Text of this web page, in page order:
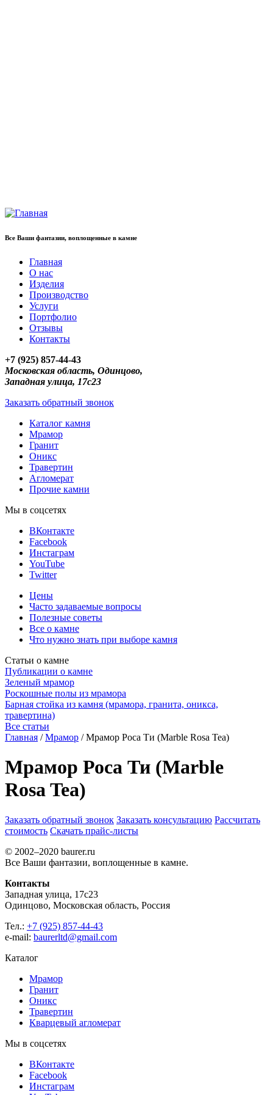
Все Ваши фантазии, воплощенные в камне
Главная
О нас
Изделия
Производство
Услуги
Портфолио
Отзывы
Контакты
+7 (925) 857-44-43
Московская область, Одинцово,
Западная улица, 17с23
Заказать обратный звонок
Каталог камня
Мрамор
Гранит
Оникс
Травертин
Агломерат
Прочие камни
Мы в соцсетях
ВКонтакте
Facebook
Инстаграм
YouTube
Twitter
Цены
Часто задаваемые вопросы
Полезные советы
Все о камне
Что нужно знать при выборе камня
Статьи о камне
Публикации о камне
Зеленый мрамор
Роскошные полы из мрамора
Барная стойка из камня (мрамора, гранита, оникса,
травертина)
Все статьи
Главная / Мрамор / Мрамор Роса Ти (Marble Rosa Tea)
Мрамор Роса Ти (Marble
Rosa Tea)
Заказать обратный звонок Заказать консультацию Рассчитать
стоимость Скачать прайс-листы
© 2002–2020 baurer.ru
Все Ваши фантазии, воплощенные в камне.
Контакты
Западная улица, 17с23
Одинцово, Московская область, Россия
Тел.: +7 (925) 857-44-43
e-mail: baurerltd@gmail.com
Каталог
Мрамор
Гранит
Оникс
Травертин
Кварцевый агломерат
Мы в соцсетях
ВКонтакте
Facebook
Инстаграм